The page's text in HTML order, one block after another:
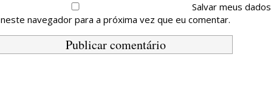
Salvar meus dados
neste navegador para a próxima vez que eu comentar.